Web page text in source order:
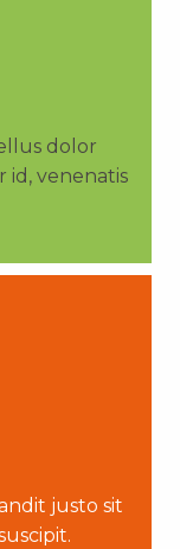
dolor
venenatis
justo sit